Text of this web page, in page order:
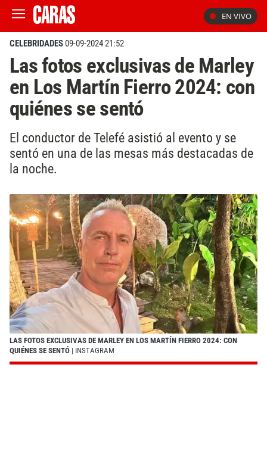
EN VIVO
CELEBRIDADES09-09-2024 21:52
Las fotos exclusivas de Marley
en Los Martín Fierro 2024: con
quiénes se sentó
El conductor de Telefé asistió al evento y se
sentó en una de las mesas más destacadas de
la noche.
LAS FOTOS EXCLUSIVAS DE MARLEY EN LOS MARTÍN FIERRO 2024: CON
QUIÉNES SE SENTÓ | INSTAGRAM